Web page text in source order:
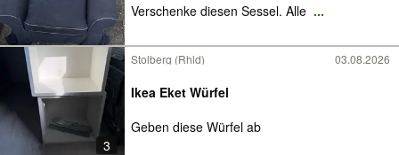
Verschenke diesen Sessel. Alle ...
3
Stolberg (Rhld) 03.08.2026
Ikea Eket Würfel
Geben diese Würfel ab